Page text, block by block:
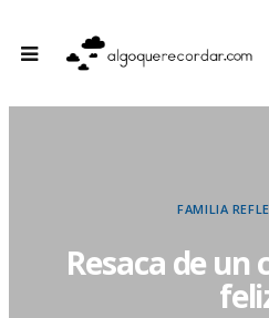
FAMILIA
Resaca de un